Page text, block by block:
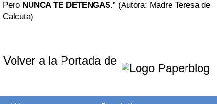
Pero NUNCA TE DETENGAS.” (Autora: Madre Teresa de
Calcuta)
Volver a la Portada de